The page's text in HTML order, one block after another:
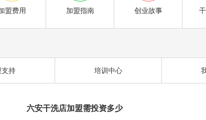
盟费用 加盟指南 创业故事
支持 培训中心
六安干洗店加盟需投资多少